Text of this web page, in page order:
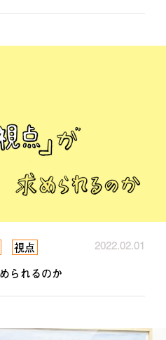
視点
2022.02.01
られるのか